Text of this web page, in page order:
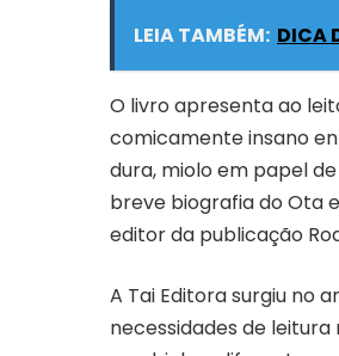
LEIA TAMBÉM: DICA
O livro apresenta ao
comicamente insano
dura, miolo em papel
breve biografia do Ota
editor da publicação
A Tai Editora surgiu no
necessidades de